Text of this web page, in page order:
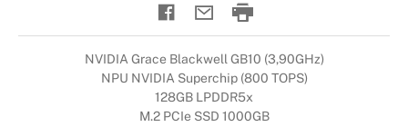
NVIDIA Grace Blackwell GB10 (3,90GHz)
NPU NVIDIA Superchip (800 TOPS)
128GB LPDDR5x
M.2 PCIe SSD 1000GB